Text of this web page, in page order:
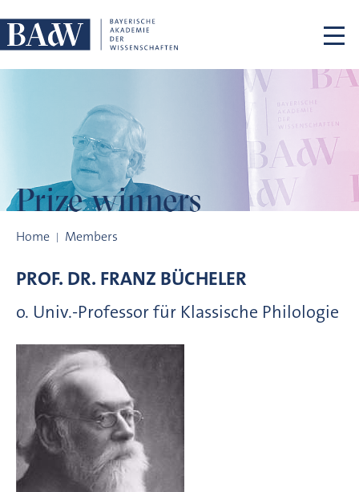
Prize winners
Home Members
PROF. DR. FRANZ BÜCHELER
o. Univ.-Professor für Klassische Philologie